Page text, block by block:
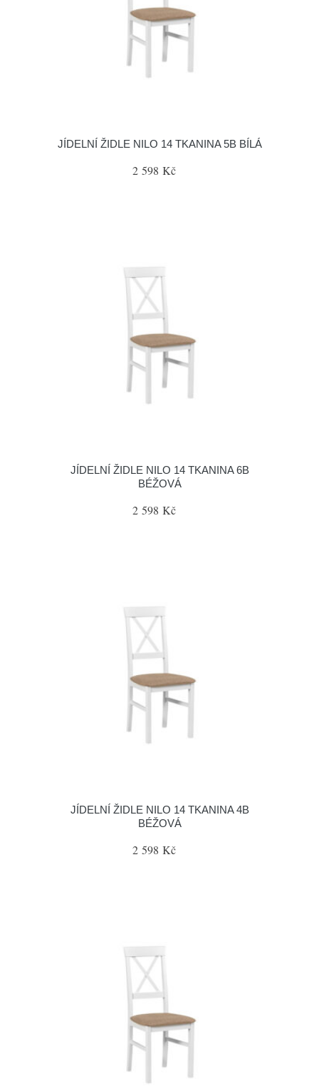
JÍDELNÍ ŽIDLE NILO 14 TKANINA 5B BÍLÁ
2 598 Kč
JÍDELNÍ ŽIDLE NILO 14 TKANINA 6B
BÉŽOVÁ
2 598 Kč
JÍDELNÍ ŽIDLE NILO 14 TKANINA 4B
BÉŽOVÁ
2 598 Kč